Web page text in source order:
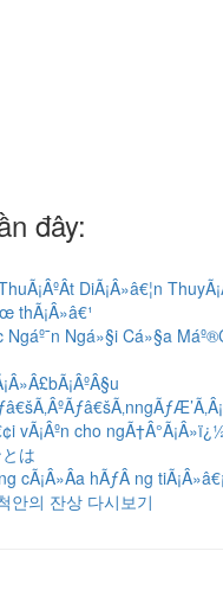
đây:
DiÃ¡Â»â€¦n
thÃ¡Â»â€¹
Ngáº¯n Ngá»§i Cá»§a
vÃ¡Âºn cho
は
cÃ¡Â»Â­a hÃƒÂ ng
안의 잔상 다시보기